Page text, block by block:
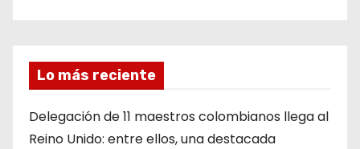
Lo más reciente
Delegación de 11 maestros colombianos llega al
Reino Unido: entre ellos, una destacada